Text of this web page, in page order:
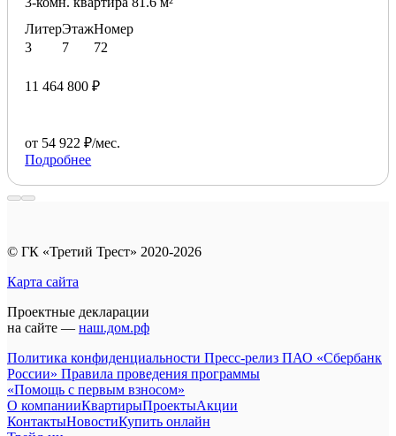
Литер
3
Этаж
7
Номер
72
11 464 800 ₽
от 54 922 ₽/мес.
Подробнее
© ГК «Третий Трест» 2020-2026
Карта сайта
Проектные декларации
на сайте — наш.дом.рф
Политика конфиденциальности Пресс-релиз ПАО «Сбербанк
России» Правила проведения программы
«Помощь с первым взносом»
О компанииКвартирыПроектыАкции
КонтактыНовостиКупить онлайн